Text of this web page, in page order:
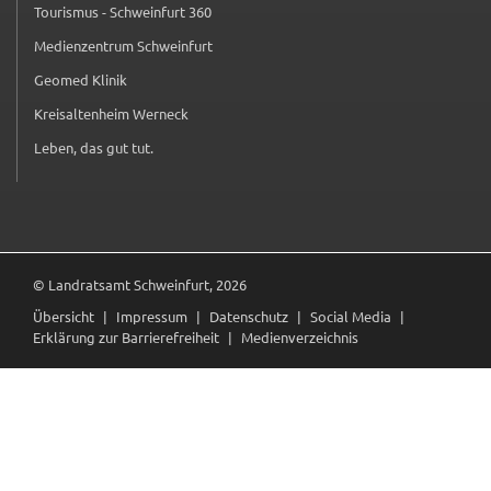
Tourismus - Schweinfurt 360
(externer Link, öffnet in neuem Tab)
Medienzentrum Schweinfurt
(externer Link, öffnet in neuem Tab)
Geomed Klinik
(externer Link, öffnet in neuem Tab)
Kreisaltenheim Werneck
(externer Link, öffnet in neuem Tab)
Leben, das gut tut.
(externer Link, öffnet in neuem Tab)
© Landratsamt Schweinfurt, 2026
Übersicht
Impressum Datenschutz
Social Media
Erklärung zur Barrierefreiheit
Medienverzeichnis
_pk_ses
_pk_ses
Landratsamt Schweinfurt
Cookie Laufzeit:
Session